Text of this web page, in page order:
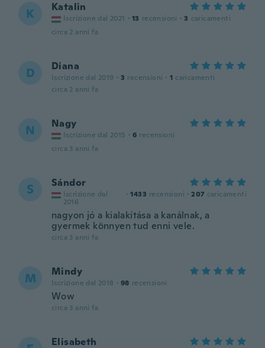
K Katalin
Iscrizione dal 2021 · 13 recensioni · 3 caricamenti
circa 2 anni fa
D Diana
Iscrizione dal 2019 · 3 recensioni · 1 caricamenti
circa 2 anni fa
N Nagy
Iscrizione dal 2015 · 6 recensioni
circa 3 anni fa
S Sándor
Iscrizione dal
2016
· 1433 recensioni · 207 caricamenti
nagyon jó a kialakítása a kanálnak, a
gyermek könnyen tud enni vele.
circa 3 anni fa
M Mindy
Iscrizione dal 2018 · 98 recensioni
Wow
circa 3 anni fa
Elisabeth